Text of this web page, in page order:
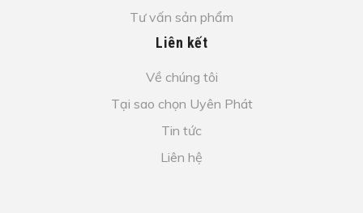
Tư vấn sản phẩm
Liên kết
Về chúng tôi
Tại sao chọn Uyên Phát
Tin tức
Liên hệ